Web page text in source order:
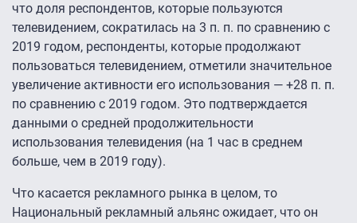
что доля респондентов, которые пользуются
телевидением, сократилась на 3 п. п. по сравнению с
2019 годом, респонденты, которые продолжают
пользоваться телевидением, отметили значительное
увеличение активности его использования — +28 п. п.
по сравнению с 2019 годом. Это подтверждается
данными о средней продолжительности
использования телевидения (на 1 час в среднем
больше, чем в 2019 году).
Что касается рекламного рынка в целом, то
Национальный рекламный альянс ожидает, что он